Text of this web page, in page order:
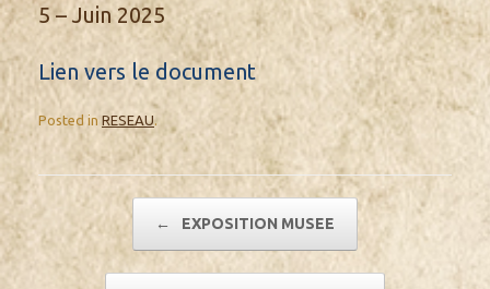
5 – Juin 2025
Lien vers le document
Posted in RESEAU.
Post navigation
← EXPOSITION MUSEE